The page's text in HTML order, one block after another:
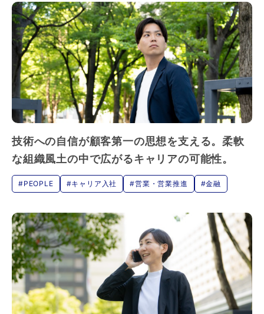
技術への自信が顧客第一の思想を支える。柔軟
な組織風土の中で広がるキャリアの可能性。
#PEOPLE #キャリア入社 #営業・営業推進 #金融